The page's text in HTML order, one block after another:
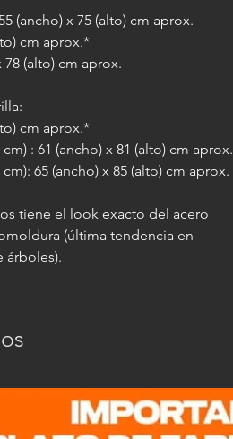
(ancho) x 75 (alto) cm aprox.
cm aprox.*
78 (alto) cm aprox.
cm aprox.*
: 61 (ancho) x 81 (alto) cm aprox.
65 (ancho) x 85 (alto) cm aprox.
tiene el look exacto del acero
(última tendencia en
árboles).